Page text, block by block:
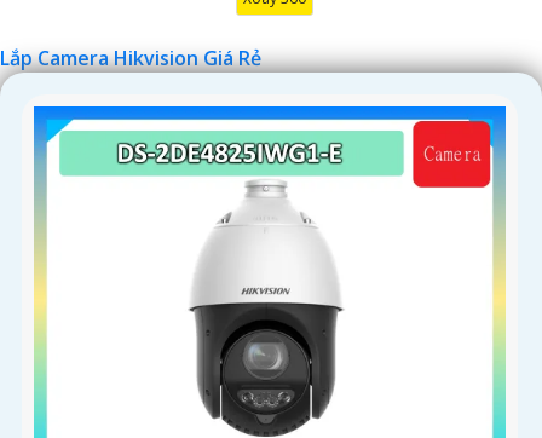
Lắp Camera Hikvision Giá Rẻ